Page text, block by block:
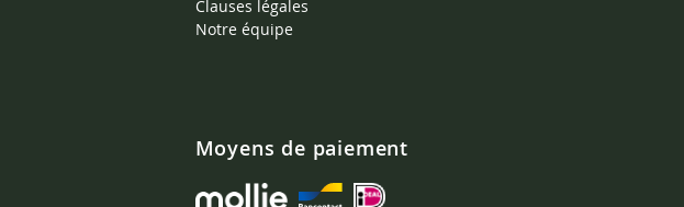
Clauses légales
Notre équipe
Moyens de paiement